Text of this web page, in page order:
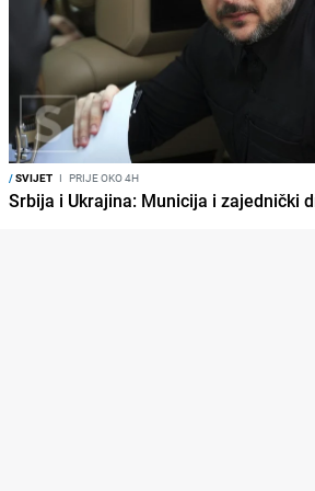
/SVIJET I PRIJE OKO 4H
Srbija i Ukrajina: Municija i zajednički